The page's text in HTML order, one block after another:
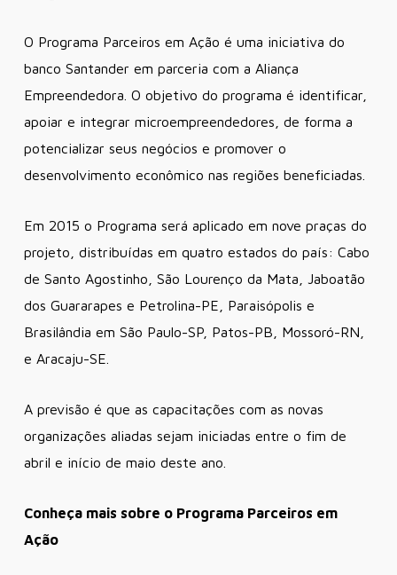
O Programa Parceiros em Ação é uma iniciativa do
banco Santander em parceria com a Aliança
Empreendedora. O objetivo do programa é identificar,
apoiar e integrar microempreendedores, de forma a
potencializar seus negócios e promover o
desenvolvimento econômico nas regiões beneficiadas.
Em 2015 o Programa será aplicado em nove praças do
projeto, distribuídas em quatro estados do país: Cabo
de Santo Agostinho, São Lourenço da Mata, Jaboatão
dos Guararapes e Petrolina-PE, Paraisópolis e
Brasilândia em São Paulo-SP, Patos-PB, Mossoró-RN,
e Aracaju-SE.
A previsão é que as capacitações com as novas
organizações aliadas sejam iniciadas entre o fim de
abril e início de maio deste ano.
Conheça mais sobre o Programa Parceiros em
Ação